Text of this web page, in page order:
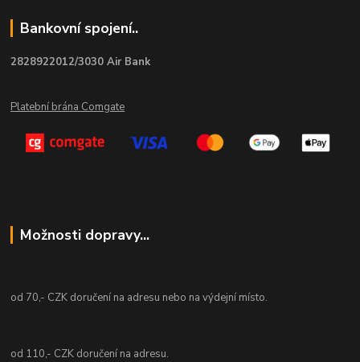
Bankovní spojení..
2828922012/3030 Air Bank
Platební brána Comgate
Možnosti dopravy...
od 70,- CZK doručení na adresu nebo na výdejní místo.
od 110,- CZK doručení na adresu.